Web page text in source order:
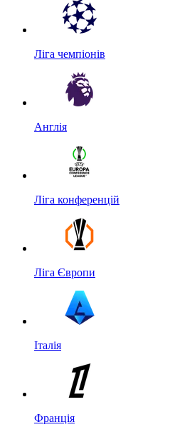
Ліга чемпіонів
Англія
Ліга конференцій
Ліга Європи
Італія
Франція